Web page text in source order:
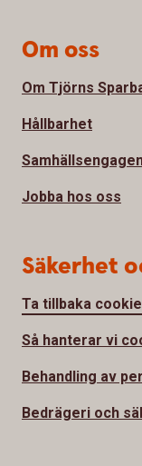
Om oss
Om Tjörns
Hållbarhet
Jobba hos oss
Säkerhet
Ta tillbaka
Så hanterar vi
Behandling av
Bedrägeri och